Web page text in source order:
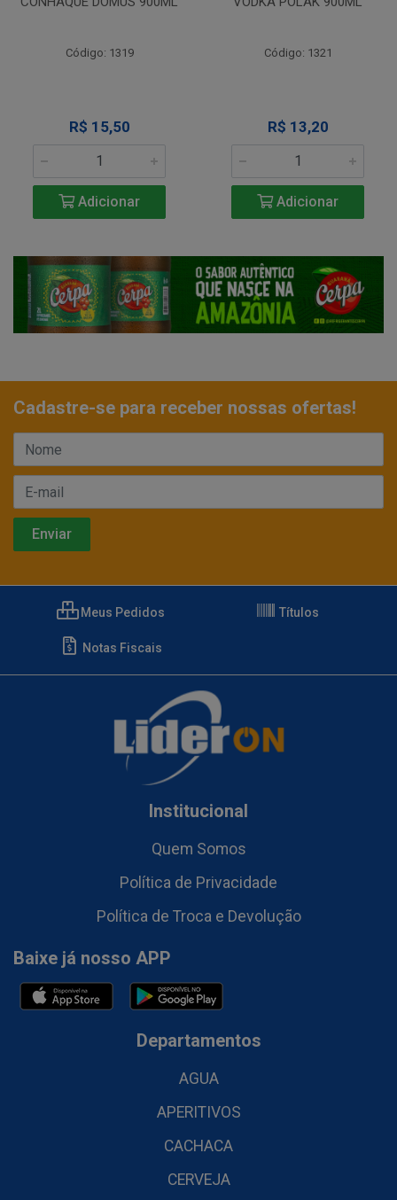
Código: 1319
R$ 15,50
Adicionar
Código: 1321
R$ 13,20
Adicionar
Cadastre-se para receber nossas ofertas!
Meus Pedidos Títulos
Notas Fiscais
Institucional
Quem Somos
Política de Privacidade
Política de Troca e Devolução
Baixe já nosso APP
Departamentos
AGUA
APERITIVOS
CACHACA
CERVEJA